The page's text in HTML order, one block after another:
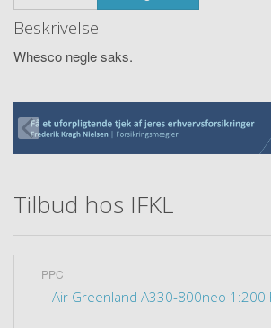
Beskrivelse
Whesco negle saks.
Tilbud hos IFKL
PPC
Air Greenland A330-800neo 1:200